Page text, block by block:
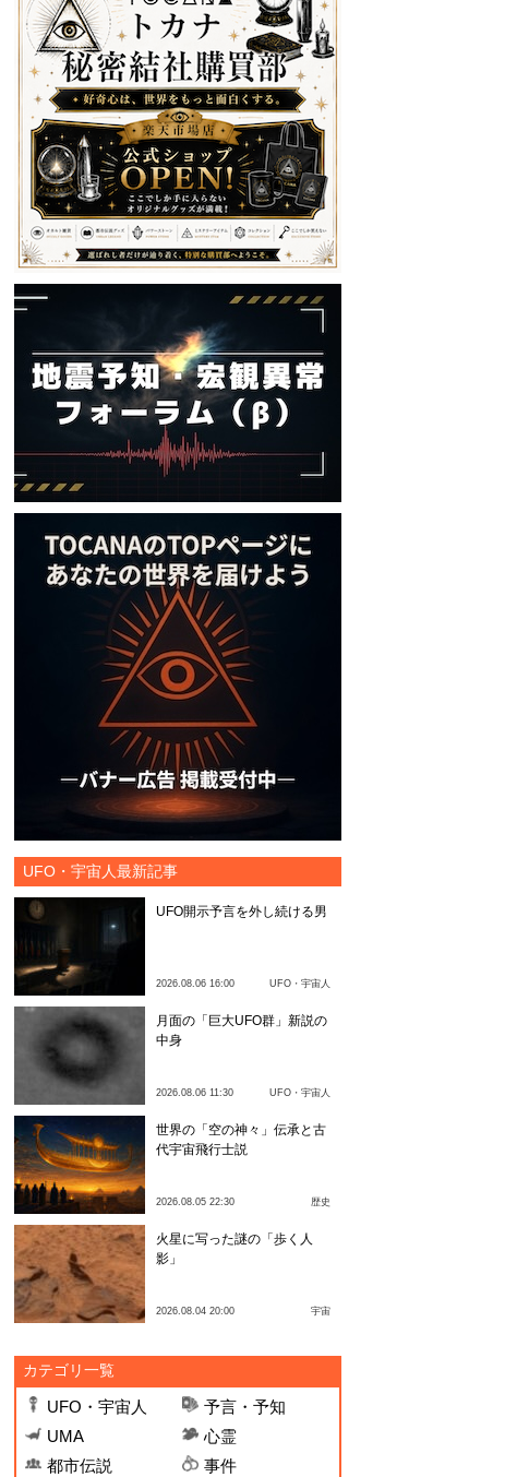
UFO・宇宙人最新記事
UFO開示予言を外し続ける男
2026.08.06 16:00 UFO・宇宙人
月面の「巨大UFO群」新説の
中身
2026.08.06 11:30 UFO・宇宙人
世界の「空の神々」伝承と古
代宇宙飛行士説
2026.08.05 22:30 歴史
火星に写った謎の「歩く人
影」
2026.08.04 20:00 宇宙
カテゴリ一覧
UFO・宇宙人
予言・予知
UMA
心霊
都市伝説
事件